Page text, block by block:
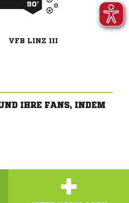

90’
VFB LINZ III
IHRE FANS, INDEM
+